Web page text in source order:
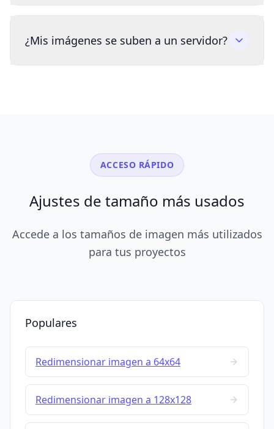
¿Mis imágenes se suben a un servidor?
ACCESO RÁPIDO
Ajustes de tamaño más usados
Accede a los tamaños de imagen más utilizados
para tus proyectos
Populares
Redimensionar imagen a 64x64
Redimensionar imagen a 128x128